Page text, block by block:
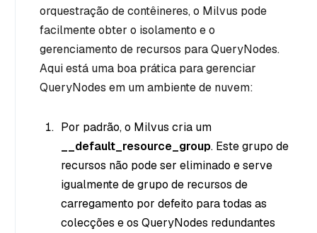
orquestração de contêineres, o Milvus pode
facilmente obter o isolamento e o
gerenciamento de recursos para QueryNodes.
Aqui está uma boa prática para gerenciar
QueryNodes em um ambiente de nuvem:
Por padrão, o Milvus cria um
__default_resource_group. Este grupo de
recursos não pode ser eliminado e serve
igualmente de grupo de recursos de
carregamento por defeito para todas as
colecções e os QueryNodes redundantes